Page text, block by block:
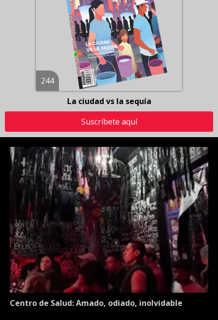
244
La ciudad vs la sequía
Suscríbete aquí
Centro de Salud: Amado, odiado, inolvidable